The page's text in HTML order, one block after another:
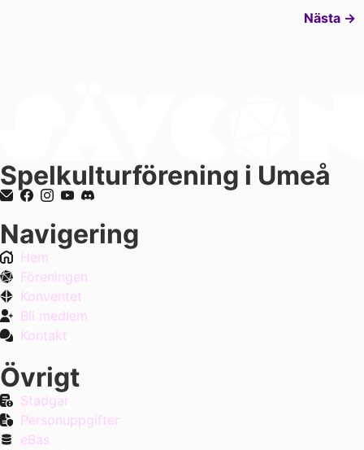
Nästa →
Spelkulturförening i Umeå
Navigering
Hem
Föreningen
Konventet
Bli medlem
Kontakt
Övrigt
Stadgar
Personuppgifter
eBas